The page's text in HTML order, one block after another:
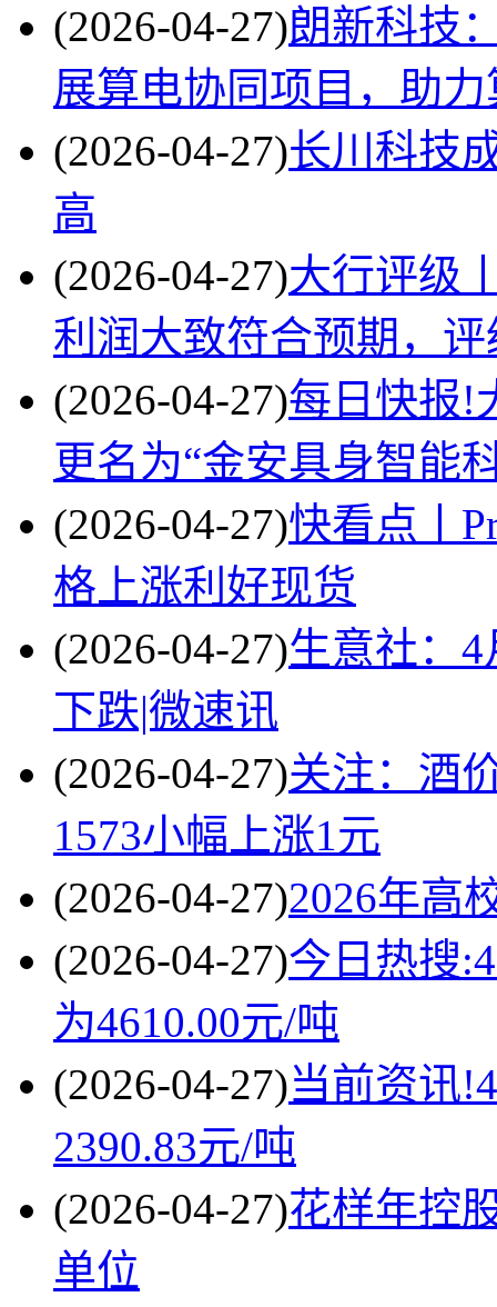
(2026-04-27)朗新科技
展算电协同项目，助
(2026-04-27)长川科技
高
(2026-04-27)大行评级
利润大致符合预期，评
(2026-04-27)每日快报!
更名为“金安具身智能
(2026-04-27)快看点丨
格上涨利好现货
(2026-04-27)生意社：
下跌|微速讯
(2026-04-27)关注：酒
1573小幅上涨1元
(2026-04-27)2026年高
(2026-04-27)今日热搜
为4610.00元/吨
(2026-04-27)当前资讯
2390.83元/吨
(2026-04-27)花样年控
单位